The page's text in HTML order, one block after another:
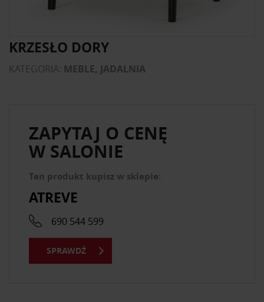
KRZESŁO DORY
KATEGORIA: MEBLE, JADALNIA
ZAPYTAJ O CENĘ
W SALONIE
Ten produkt kupisz w sklepie:
ATREVE
690 544 599
SPRAWDŹ